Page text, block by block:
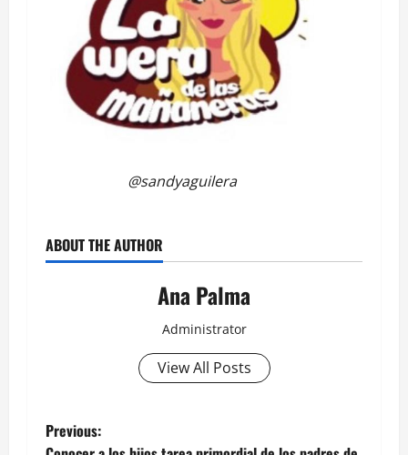
@sandyaguilera
ABOUT THE AUTHOR
Ana Palma
Administrator
View All Posts
Post
Previous: